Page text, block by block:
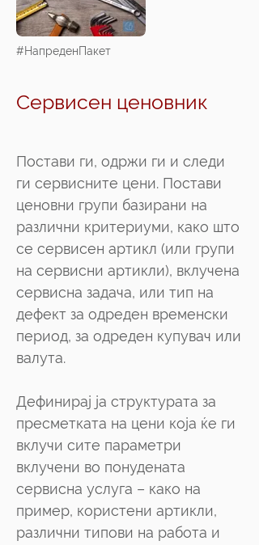
#НапреденПакет
Сервисен ценовник
Постави ги, одржи ги и следи
ги сервисните цени. Постави
ценовни групи базирани на
различни критериуми, како што
се сервисен артикл (или групи
на сервисни артикли), вклучена
сервисна задача, или тип на
дефект за одреден временски
период, за одреден купувач или
валута.
Дефинирај ја структурата за
пресметката на цени која ќе ги
вклучи сите параметри
вклучени во понудената
сервисна услуга – како на
пример, користени артикли,
различни типови на работа и